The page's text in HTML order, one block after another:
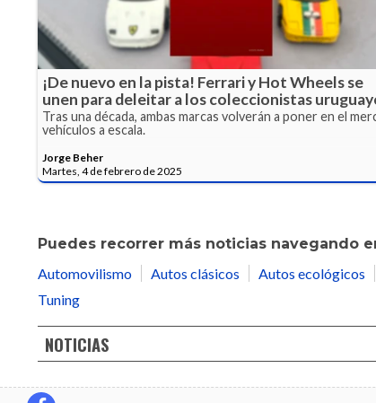
¡De nuevo en la pista! Ferrari y Hot Wheels se
unen para deleitar a los coleccionistas
Tras una década, ambas marcas volverán a poner en el
vehículos a escala.
Jorge Beher
Martes, 4 de febrero de 2025
Puedes recorrer más noticias navegando
Automovilismo
Autos clásicos Autos ecológicos
Tuning
NOTICIAS